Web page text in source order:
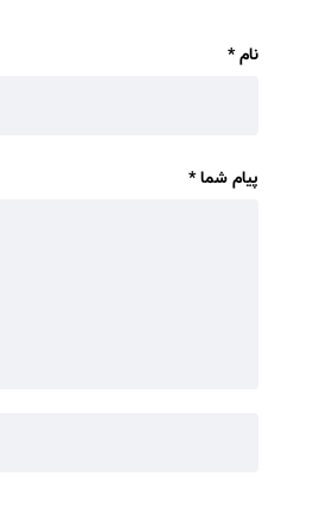
نام*
پیام شما*